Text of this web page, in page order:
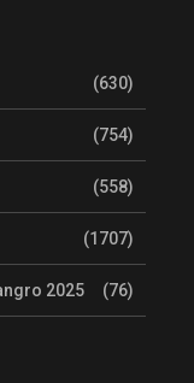
(630)
(754)
(558)
(1707)
2025 (76)